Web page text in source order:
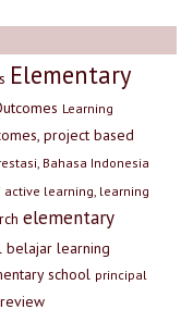
Elementary
Learning
project based
Bahasa Indonesia
active learning, learning
elementary
belajar learning
school principal